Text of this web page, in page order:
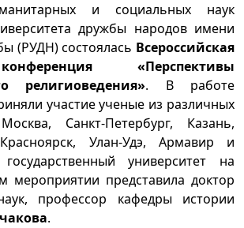
и социальных наук
дружбы народов имени
(РУДН) состоялась Всероссийская
«Перспективы
религиоведения». В работе
участие ученые из различных
Санкт-Петербург, Казань,
Красноярск, Улан-Удэ, Армавир и
государственный университет на
мероприятии представила доктор
профессор кафедры истории
.